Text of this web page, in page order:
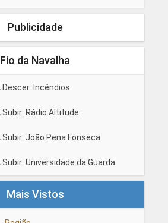
Publicidade
Fio da Navalha
Descer: Incêndios
Subir: Rádio Altitude
Subir: João Pena Fonseca
Subir: Universidade da Guarda
Mais Vistos